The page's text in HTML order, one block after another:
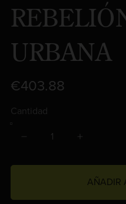
URBANA
€403.88
Cantidad
AÑADIR